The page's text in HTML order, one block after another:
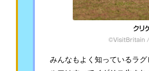
みんなもよく知っているラ